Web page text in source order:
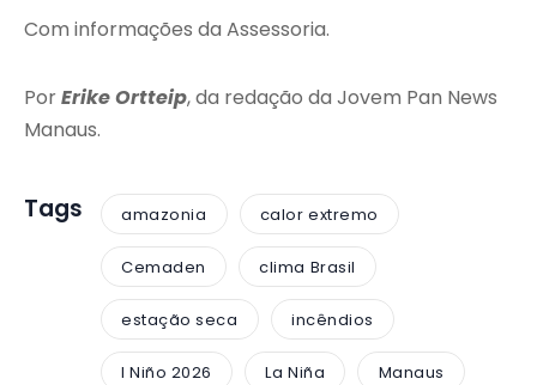
Com informações da Assessoria.
PorErike Ortteip, da redação da Jovem Pan News
Manaus.
Tags amazonia calor extremo
Cemaden clima Brasil
estação seca incêndios
l Niño 2026 La Niña Manaus